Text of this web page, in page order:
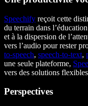
Speechify reçoit cette
du terrain dans
et à la dispersion de
vers l’audio pour rester
to-speech, speech-to-text,
une seule plateforme,
vers des solutions
Perspectives